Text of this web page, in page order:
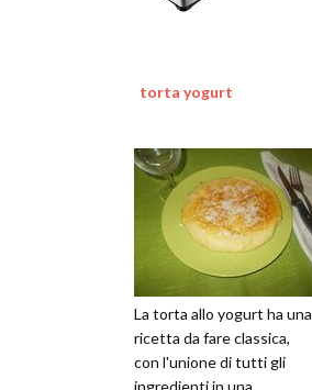
torta yogurt
La torta allo yogurt ha una
ricetta da fare classica,
con l'unione di tutti gli